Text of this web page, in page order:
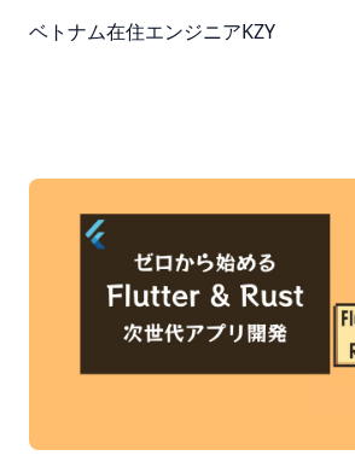
ベトナム在住エンジニアKZY